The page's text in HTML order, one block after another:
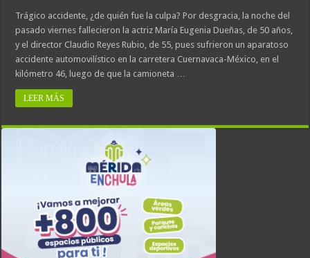
Trágico accidente, ¿de quién fue la culpa? Por desgracia, la noche del
pasado viernes fallecieron la actriz María Eugenia Dueñas, de 50 años,
y el director Claudio Reyes Rubio, de 55, pues sufrieron un aparatoso
accidente automovilístico en la carretera Cuernavaca-México, en el
kilómetro 46, luego de que la camioneta …
LEER MÁS